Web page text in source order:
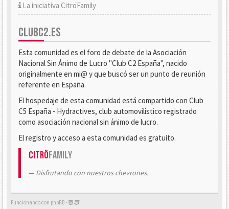
La iniciativa CitröFamily
CLUBC2.ES
Esta comunidad es el foro de debate de la Asociación
Nacional Sin Ánimo de Lucro "Club C2 España", nacido
originalmente en mi@ y que buscó ser un punto de reunión
referente en España.
El hospedaje de esta comunidad está compartido con Club
C5 España - Hydractives, club automovilístico registrado
como asociación nacional sin ánimo de lucro.
El registro y acceso a esta comunidad es gratuito.
CitröFamily
Disfrutando con nuestros chevrones.
Funcionando con phpBB -